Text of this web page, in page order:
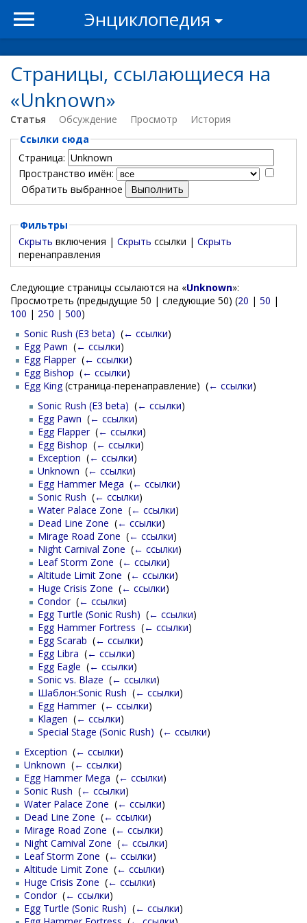
Энциклопедия
Страницы, ссылающиеся на
«Unknown»
Статья Обсуждение Просмотр
История
Ссылки сюда
Страница:
Пространство имён:
Обратить выбранное
Фильтры
Скрыть включения | Скрыть ссылки | Скрыть
перенаправления
Следующие страницы ссылаются на «Unknown»:
Просмотреть (предыдущие 50 | следующие 50) (20 | 50 |
100 | 250 | 500)
Sonic Rush (E3 beta) (← ссылки)
Egg Pawn (← ссылки)
Egg Flapper‎ (← ссылки)
Egg Bishop (← ссылки)
Egg King(страница-перенаправление) ‎ (← ссылки)
Sonic Rush (E3 beta) (← ссылки)
Egg Pawn (← ссылки)
Egg Flapper‎ (← ссылки)
Egg Bishop (← ссылки)
Exception (← ссылки)
Unknown (← ссылки)
Egg Hammer Mega (← ссылки)
Sonic Rush (← ссылки)
Water Palace Zone (← ссылки)
Dead Line Zone (← ссылки)
Mirage Road Zone (← ссылки)
Night Carnival Zone (← ссылки)
Leaf Storm Zone (← ссылки)
Altitude Limit Zone (← ссылки)
Huge Crisis Zone (← ссылки)
Condor‎ (← ссылки)
Egg Turtle (Sonic Rush) (← ссылки)
Egg Hammer Fortress (← ссылки)
Egg Scarab (← ссылки)
Egg Libra (← ссылки)
Egg Eagle (← ссылки)
Sonic vs. Blaze (← ссылки)
Шаблон:Sonic Rush (← ссылки)
Egg Hammer‎ (← ссылки)
Klagen (← ссылки)
Special Stage (Sonic Rush) (← ссылки)
Exception (← ссылки)
Unknown (← ссылки)
Egg Hammer Mega (← ссылки)
Sonic Rush (← ссылки)
Water Palace Zone (← ссылки)
Dead Line Zone (← ссылки)
Mirage Road Zone (← ссылки)
Night Carnival Zone (← ссылки)
Leaf Storm Zone (← ссылки)
Altitude Limit Zone (← ссылки)
Huge Crisis Zone (← ссылки)
Condor‎ (← ссылки)
Egg Turtle (Sonic Rush) (← ссылки)